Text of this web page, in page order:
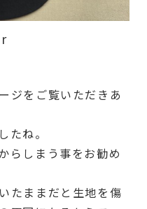
ジをご覧いただきあ
たね。
らしまう事をお勧め
たままだと生地を傷